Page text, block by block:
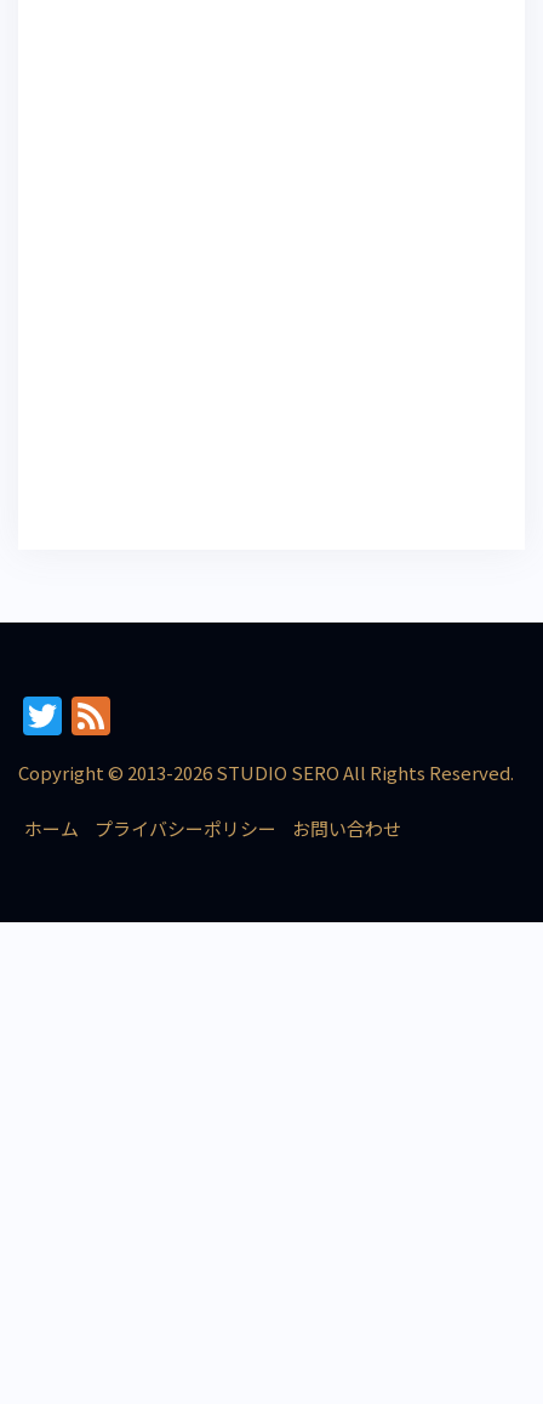
T
w
itt
er
e
e
d
Copyright © 2013-2026 STUDIO SERO All Rights Reserved.
ホーム プライバシーポリシー お問い合わせ